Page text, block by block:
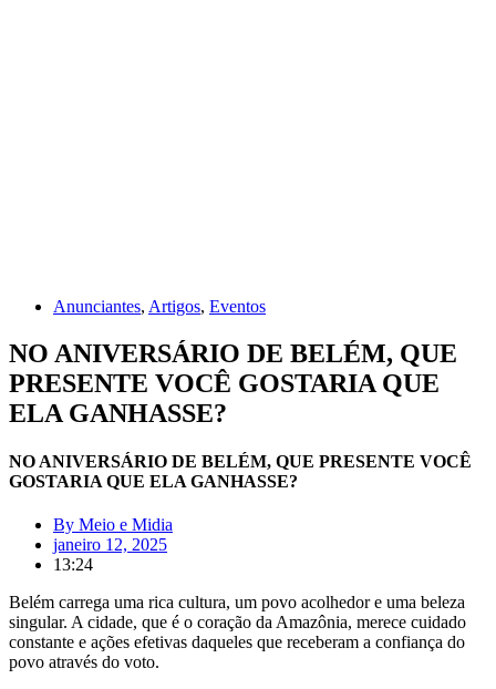
Anunciantes, Artigos, Eventos
NO ANIVERSÁRIO DE BELÉM, QUE
PRESENTE VOCÊ GOSTARIA QUE
ELA GANHASSE?
NO ANIVERSÁRIO DE BELÉM, QUE PRESENTE VOCÊ
GOSTARIA QUE ELA GANHASSE?
By Meio e Midia
janeiro 12, 2025
13:24
Belém carrega uma rica cultura, um povo acolhedor e uma beleza
singular. A cidade, que é o coração da Amazônia, merece cuidado
constante e ações efetivas daqueles que receberam a confiança do
povo através do voto.